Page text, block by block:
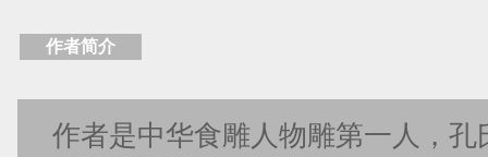
作者简介
作者是中华食雕人物雕第一人，